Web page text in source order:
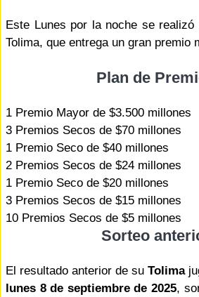
Este Lunes por la noche se
Tolima, que entrega un gran premio
Plan de
1 Premio Mayor de $3.500 millones
3 Premios Secos de $70 millones
1 Premio Seco de $40 millones
2 Premios Secos de $24 millones
1 Premio Seco de $20 millones
3 Premios Secos de $15 millones
10 Premios Secos de $5 millones
Sorteo
El resultado anterior de suTolima
lunes 8 de septiembre de 2025,